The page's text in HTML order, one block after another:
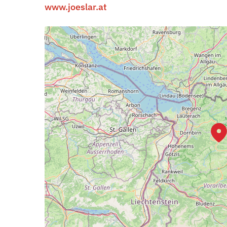
www.joeslar.at